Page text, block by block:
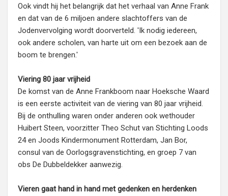
Ook vindt hij het belangrijk dat het verhaal van Anne Frank
en dat van de 6 miljoen andere slachtoffers van de
Jodenvervolging wordt doorverteld. 'Ik nodig iedereen,
ook andere scholen, van harte uit om een bezoek aan de
boom te brengen.'
Viering 80 jaar vrijheid
De komst van de Anne Frankboom naar Hoeksche Waard
is een eerste activiteit van de viering van 80 jaar vrijheid.
Bij de onthulling waren onder anderen ook wethouder
Huibert Steen, voorzitter Theo Schut van Stichting Loods
24 en Joods Kindermonument Rotterdam, Jan Bor,
consul van de Oorlogsgravenstichting, en groep 7 van
obs De Dubbeldekker aanwezig.
Vieren gaat hand in hand met gedenken en herdenken